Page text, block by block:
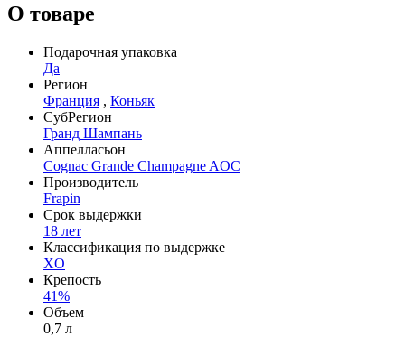
О товаре
Подарочная упаковка
Да
Регион
Франция , Коньяк
СубРегион
Гранд Шампань
Аппелласьон
Cognac Grande Champagne AOC
Производитель
Frapin
Срок выдержки
18 лет
Классификация по выдержке
XO
Крепость
41%
Объем
0,7 л